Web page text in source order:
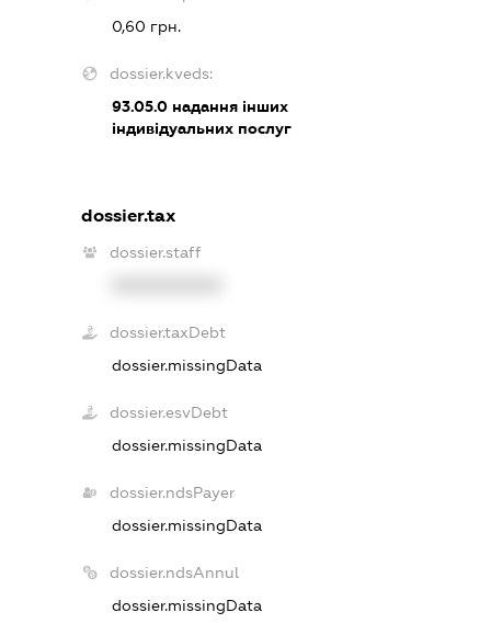
0,60 грн.
dossier.kveds:
93.05.0надання інших
індивідуальних послуг
dossier.tax
dossier.staff
dossier.taxDebt
dossier.missingData
dossier.esvDebt
dossier.missingData
dossier.ndsPayer
dossier.missingData
dossier.ndsAnnul
dossier.missingData